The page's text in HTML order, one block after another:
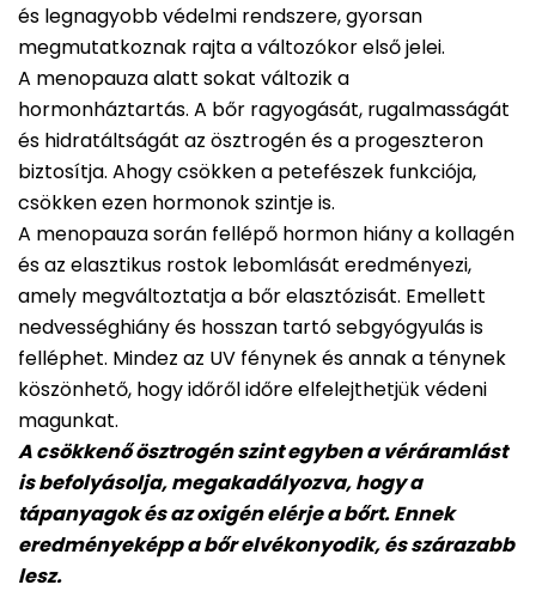
és legnagyobb védelmi rendszere, gyorsan
megmutatkoznak rajta a változókor első jelei.
A menopauza alatt sokat változik a
hormonháztartás. A bőr ragyogását, rugalmasságát
és hidratáltságát az ösztrogén és a progeszteron
biztosítja. Ahogy csökken a petefészek funkciója,
csökken ezen hormonok szintje is.
A menopauza során fellépő hormon hiány a kollagén
és az elasztikus rostok lebomlását eredményezi,
amely megváltoztatja a bőr elasztózisát. Emellett
nedvességhiány és hosszan tartó sebgyógyulás is
felléphet. Mindez az UV fénynek és annak a ténynek
köszönhető, hogy időről időre elfelejthetjük védeni
magunkat.
A csökkenő ösztrogén szint egyben a véráramlást
is befolyásolja, megakadályozva, hogy a
tápanyagok és az oxigén elérje a bőrt. Ennek
eredményeképp a bőr elvékonyodik, és szárazabb
lesz.